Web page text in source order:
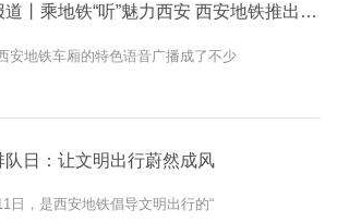
媒体报道丨乘地铁“听”魅力西安 西安地铁推出特色语音广播
安地铁车厢的特色语音广播成了不少
队日：让文明出行蔚然成风
日，是西安地铁倡导文明出行的“